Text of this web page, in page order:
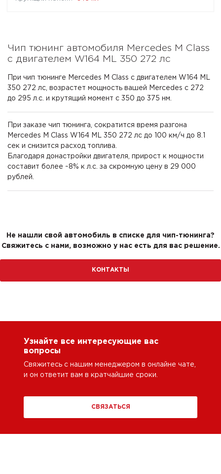
Чип тюнинг автомобиля Mercedes M Class
с двигателем W164 ML 350 272 лс
При чип тюнинге Mercedes M Class с двигателем W164 ML
350 272 лс, возрастет мощность вашей Mercedes с 272
до 295 л.с. и крутящий момент с 350 до 375 нм.
При заказе чип тюнинга, сократится время разгона
Mercedes M Class W164 ML 350 272 лс до 100 км/ч до 8.1
сек и снизится расход топлива.
Благодаря донастройки двигателя, прирост к мощности
составит более ~8% к л.с. за скромную цену в 29 000
рублей.
Не нашли свой автомобиль в списке для чип-тюнинга?
Свяжитесь с нами, возможно у нас есть для вас решение.
КОНТАКТЫ
Узнайте все интересующие вас
вопросы
Свяжитесь с нашим менеджером в онлайне чате,
и он ответит вам в кратчайшие сроки.
СВЯЗАТЬСЯ